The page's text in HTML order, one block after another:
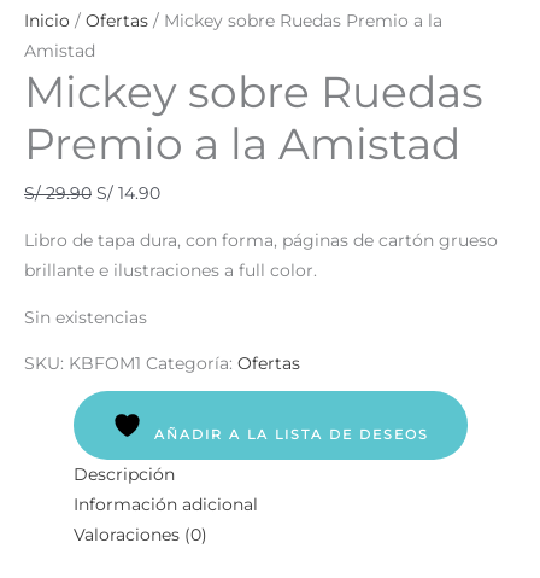
Inicio / Ofertas / Mickey sobre Ruedas Premio a la
Amistad
Mickey sobre Ruedas
Premio a la Amistad
S/29.90 S/ 14.90
Libro de tapa dura, con forma, páginas de cartón grueso
brillante e ilustraciones a full color.
Sin existencias
SKU: KBFOM1 Categoría: Ofertas
AÑADIR A LA LISTA DE DESEOS
Descripción
Información adicional
Valoraciones (0)